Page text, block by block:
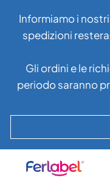
contenuto
Informiamo i
spedizioni
Gli ordini e le
periodo saranno